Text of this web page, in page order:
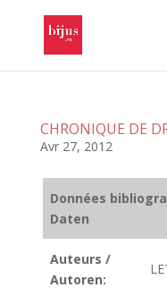
CHRONIQUE DE
Avr 27, 2012
Données
Daten
Auteurs /
Autoren: